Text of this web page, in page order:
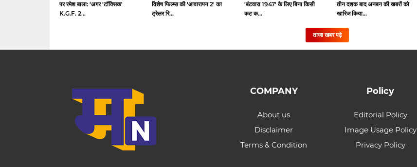
पर रमेश बाला: 'अगर 'टॉक्सिक'
K.G.F. 2...
विशेष फिल्म्स की 'आवारापन 2' का
ट्रेलर रि...
'बंटवारा 1947' के लिए बिना किसी
कट क...
तीन दशक बाद अनबन की खबरों को
खारिज किया...
ताजा खबर पढ़े
COMPANY
About us
Disclaimer
Terms & Condition
Policy
Editorial Policy
Image Usage Policy
Privacy Policy